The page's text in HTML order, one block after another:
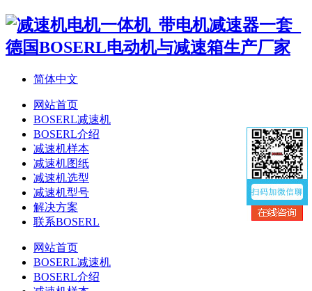
简体中文
网站首页
BOSERL减速机
BOSERL介绍
减速机样本
减速机图纸
减速机选型
减速机型号
解决方案
联系BOSERL
网站首页
BOSERL减速机
BOSERL介绍